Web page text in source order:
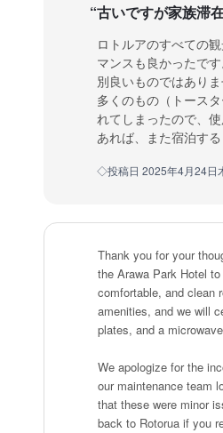
“古いですが家族滞
ロトルアのすべての
マンスも良かったで
別良いものではあり
多くのもの（トース
れてしまったので、
あれば、また宿泊する
◇投稿日 2025年4月24日
Thank you for your
the Arawa Park Hotel
comfortable, and clean
amenities, and we will
plates, and a
We apologize for the
our maintenance team
that these were minor
back to Rotorua if you